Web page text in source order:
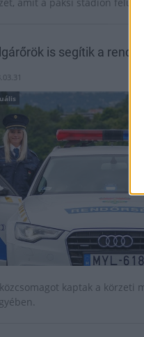
is segítik a
kaptak a körzeti